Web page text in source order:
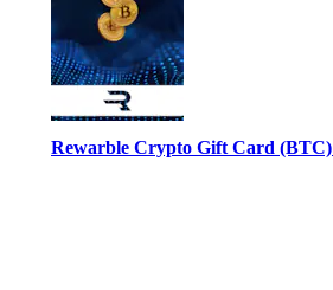
Rewarble Crypto Gift Card (BTC)